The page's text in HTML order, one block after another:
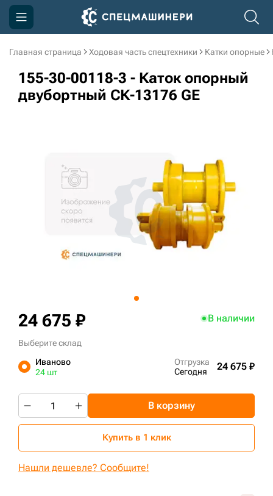
Главная страница Ходовая часть спецтехники Катки опорные
155-30-00118-3 - Каток опорный
двубортный СК-13176 GE
24 675 ₽ В наличии
Выберите склад
Иваново
24 шт
Отгрузка
Сегодня
24 675 ₽
В корзину
Купить в 1 клик
Нашли дешевле? Сообщите!
Компания
Акции
3D тур по производству
3D тур по складам
sksale@skdst.ru